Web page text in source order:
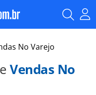
No Varejo
Vendas No